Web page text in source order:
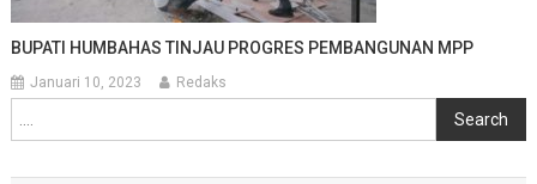
BUPATI HUMBAHAS TINJAU PROGRES PEMBANGUNAN MPP
Januari 10, 2023 Redaks
Search